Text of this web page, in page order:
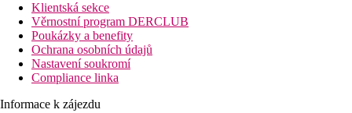
Klientská sekce
Věrnostní program DERCLUB
Poukázky a benefity
Ochrana osobních údajů
Nastavení soukromí
Compliance linka
Informace k zájezdu